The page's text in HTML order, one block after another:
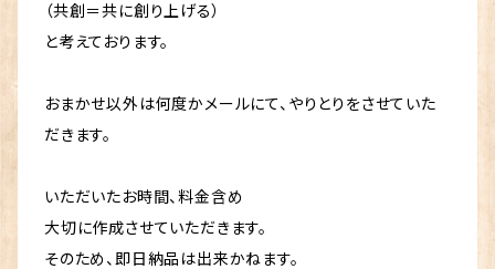
（共創＝共に創り上げる）
と考えております。
おまかせ以外は何度かメールにて、やりとりをさせていた
だきます。
いただいたお時間、料金含め
大切に作成させていただきます。
そのため、即日納品は出来かねます。